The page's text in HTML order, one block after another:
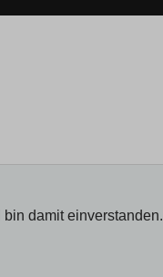
damit einverstanden.